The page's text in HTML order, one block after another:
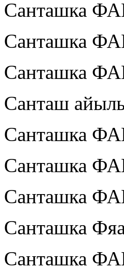
Санташка
Санташка
Санташка
Санташ
Санташка
Санташка
Санташка
Санташка
Санташка